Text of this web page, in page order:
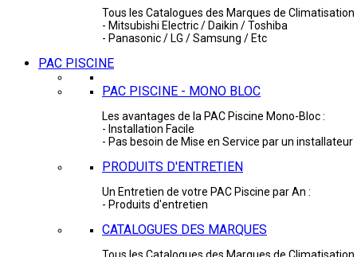
Tous les Catalogues des Marques de Climatisation
- Mitsubishi Electric / Daikin / Toshiba
- Panasonic / LG / Samsung / Etc
PAC PISCINE
PAC PISCINE - MONO BLOC
Les avantages de la PAC Piscine Mono-Bloc :
- Installation Facile
- Pas besoin de Mise en Service par un installateur
PRODUITS D'ENTRETIEN
Un Entretien de votre PAC Piscine par An :
- Produits d'entretien
CATALOGUES DES MARQUES